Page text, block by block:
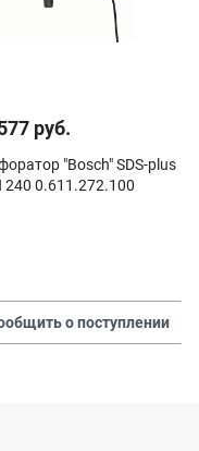
руб.
"Bosch" SDS-plus
240 0.611.272.100
о поступлении